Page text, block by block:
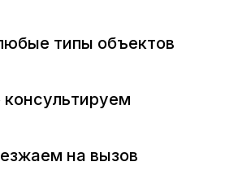
типы объектов
консультируем
на вызов